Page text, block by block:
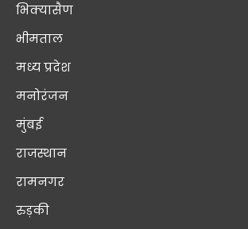
भिक्यासैण
भीमताल
मध्य प्रदेश
मनोरंजन
मुंबई
राजस्थान
रामनगर
रुड़की